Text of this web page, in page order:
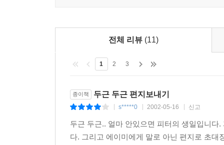
전체 리뷰 (11)
1 2 3
종이책 두근 두근 편지보내기
s*****0 2002-05-16 신고
두근 두근.. 얼마 안있으면 피터의 생일입니
다. 그리고 에이미에게 말로 아닌 편지로 초